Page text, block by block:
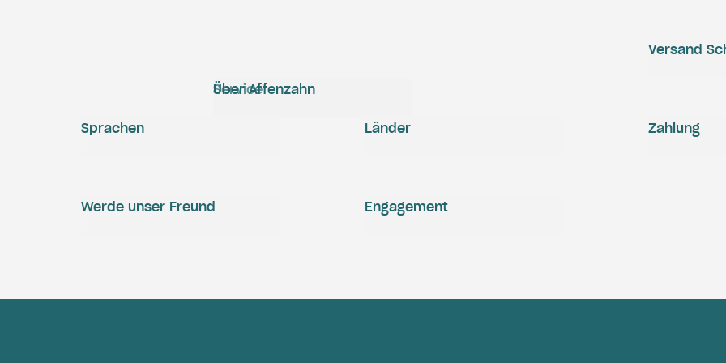
Service
Über Affenzahn
Versand
Zahlung
Engagement
Werde unser Freund
Sprachen Länder